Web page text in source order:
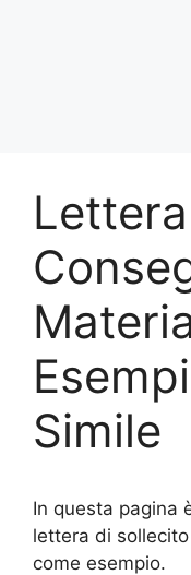
Simile
In questa pagina
lettera di
come esempio.